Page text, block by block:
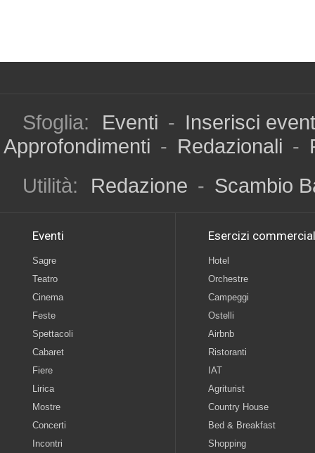
Sfoglia: Eventi - Inserisci
Approfondimenti - Redazionali -
Utilità:
Redazione - Scambio
Eventi
Sagre
Teatro
Cinema
Feste
Spettacoli
Cabaret
Fiere
Lirica
Mostre
Concerti
Incontri
Esercizi
Hotel
Orchestre
Campeggi
Ostelli
Airbnb
Ristoranti
IAT
Agriturist
Country House
Bed & Breakfast
Shopping